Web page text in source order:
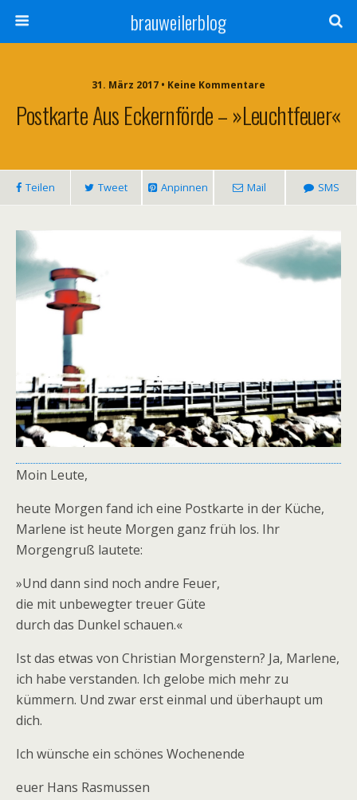
brauweilerblog
31. März 2017 • Keine Kommentare
Postkarte Aus Eckernförde – »Leuchtfeuer«
Teilen Tweet Anpinnen Mail SMS
Moin Leute,
heute Morgen fand ich eine Postkarte in der Küche,
Marlene ist heute Morgen ganz früh los. Ihr
Morgengruß lautete:
»Und dann sind noch andre Feuer,
die mit unbewegter treuer Güte
durch das Dunkel schauen.«
Ist das etwas von Christian Morgenstern? Ja, Marlene,
ich habe verstanden. Ich gelobe mich mehr zu
kümmern. Und zwar erst einmal und überhaupt um
dich.
Ich wünsche ein schönes Wochenende
euer Hans Rasmussen